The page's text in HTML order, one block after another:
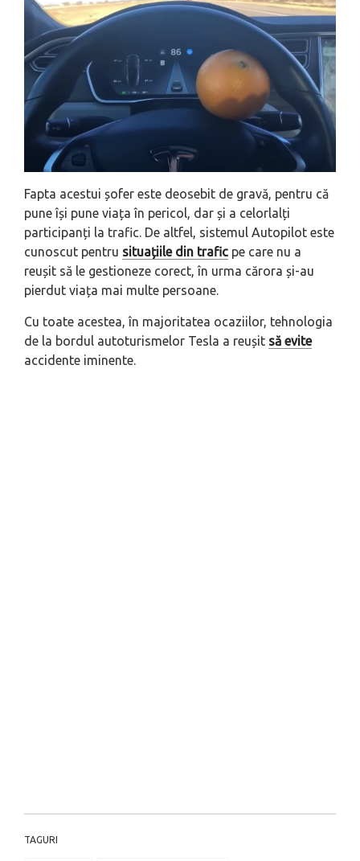
Fapta acestui șofer este deosebit de gravă, pentru că
pune își pune viața în pericol, dar și a celorlalți
participanți la trafic. De altfel, sistemul Autopilot este
cunoscut pentru situațiile din trafic pe care nu a
reușit să le gestioneze corect, în urma cărora și-au
pierdut viața mai multe persoane.
Cu toate acestea, în majoritatea ocaziilor, tehnologia
de la bordul autoturismelor Tesla a reușit să evite
accidente iminente.
TAGURI